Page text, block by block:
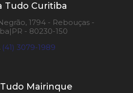
Tudo Curitiba
1794 - Rebouças -
- 80230-150
(41) 3079-1989
Mairinque